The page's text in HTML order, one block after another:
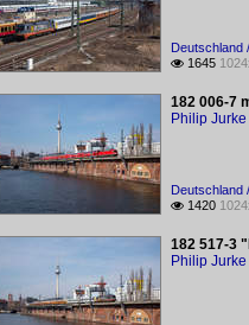
Deutschland
 1645
182 006-7
Philip Jurke
Deutschland
 1420
182 517-3
Philip Jurke